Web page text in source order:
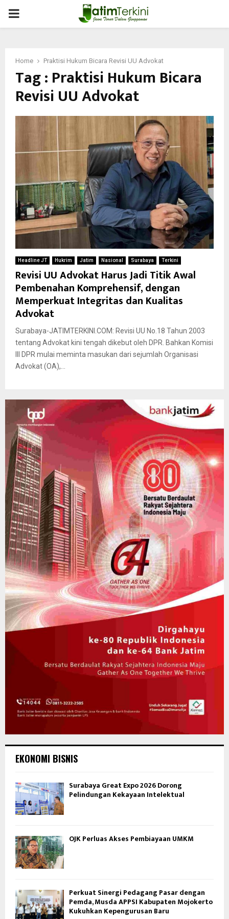
PRIMARY
Home Praktisi Hukum Bicara Revisi UU Advokat
Tag : Praktisi Hukum Bicara
Revisi UU Advokat
Headline JT Hukrim Jatim Nasional Surabaya Terkini
Revisi UU Advokat Harus Jadi Titik Awal
Pembenahan Komprehensif, dengan
Memperkuat Integritas dan Kualitas
Advokat
Surabaya-JATIMTERKINI.COM: Revisi UU No.18 Tahun 2003
tentang Advokat kini tengah dikebut oleh DPR. Bahkan Komisi
III DPR mulai meminta masukan dari sejumlah Organisasi
Advokat (OA),...
EKONOMI BISNIS
Surabaya Great Expo 2026 Dorong
Pelindungan Kekayaan Intelektual
OJK Perluas Akses Pembiayaan UMKM
Perkuat Sinergi Pedagang Pasar dengan
Pemda, Musda APPSI Kabupaten Mojokerto
Kukuhkan Kepengurusan Baru